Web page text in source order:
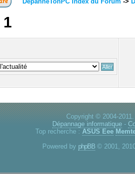
1
Copyright © 2004-
Dépannage informatique -
Top recherche : ASUS Eee
Powered by phpBB © 2001,